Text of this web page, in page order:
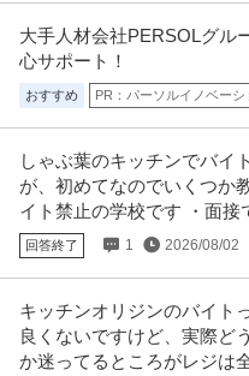
大手人材会社PERSOLグル
心サポート！
おすすめ PR：パーソルイノベー
しゃぶ葉のキッチンでバイ
が、初めてなのでいくつか
イト禁止の学校です ・面接
るか
回答終了 1 2026/08/02
キッチンオリジンのバイト
良くないですけど、実際ど
か迷ってるところがレジは